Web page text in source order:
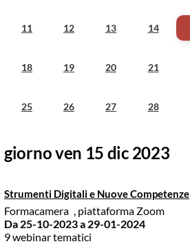
11 12 13 14
18 19 20 21
25 26 27 28
giorno ven 15 dic 2023
Strumenti Digitali e Nuove Competenze
Formacamera , piattaforma Zoom
Da 25-10-2023a 29-01-2024
9 webinar tematici